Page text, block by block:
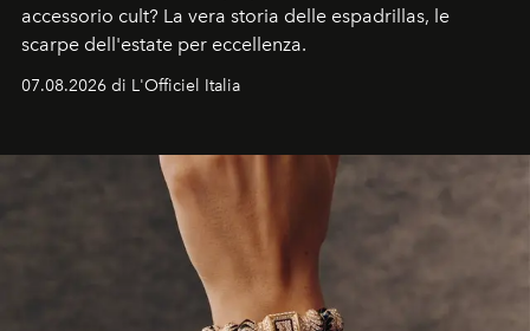
accessorio cult? La vera storia delle espadrillas, le
scarpe dell'estate per eccellenza.
07.08.2026 di L'Officiel Italia